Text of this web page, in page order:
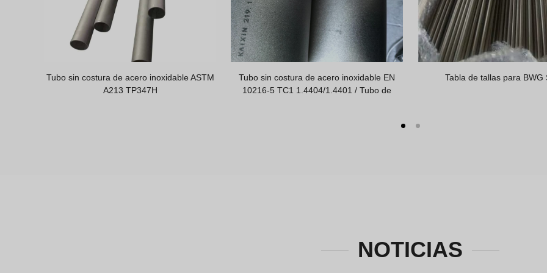
TUBO SIN SOLDADURA DE ACERO
INOXIDABLE ASTM A312 TP304
Carga de tubos de acero inoxidable ASTM
A312 TP316L
Carga de tubos sin costura
NOTICIAS